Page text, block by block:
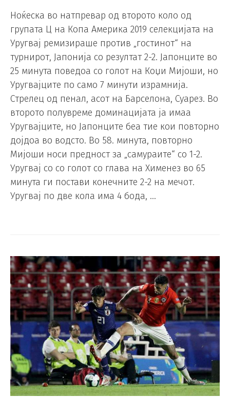
Ноќеска во натпревар од второто коло од
групата Ц на Копа Америка 2019 селекцијата на
Уругвај ремизираше против „гостинот“ на
турнирот, Јапонија со резултат 2-2. Јапонците во
25 минута поведоа со голот на Коџи Мијоши, но
Уругвајците по само 7 минути израмнија.
Стрелец од пенал, асот на Барселона, Суарез. Во
второто полувреме доминацијата ја имаа
Уругвајците, но Јапонците беа тие кои повторно
дојдоа во водсто. Во 58. минута, повторно
Мијоши носи предност за „самураите“ со 1-2.
Уругвај со со голот со глава на Хименез во 65
минута ги постави конечните 2-2 на мечот.
Уругвај по две кола има 4 бода, …